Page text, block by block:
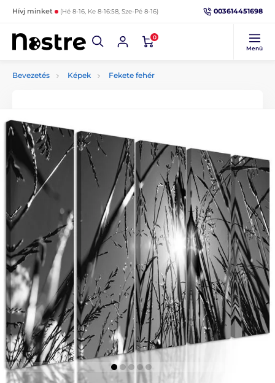
Hívj minket (Hé 8-16, Ke 8-16:58, Sze-Pé 8-16) 003614451698
0
Menü
Bevezetés Képek Fekete fehér